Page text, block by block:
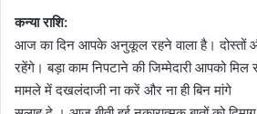
कन्या राशि:
आज का दिन आपके अनुकूल रहने वाला है। दोस्तों
रहेंगे। बड़ा काम निपटाने की जिम्मेदारी आपको
मामले में दखलंदाजी ना करें और ना ही बिन मांगे